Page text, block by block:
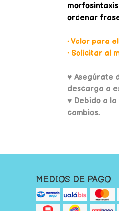
ordenar
• Valor para
• Solicitar al
♥ Asegúrate
descarga a
♥ Debido a
cambios.
MEDIOS DE PAGO